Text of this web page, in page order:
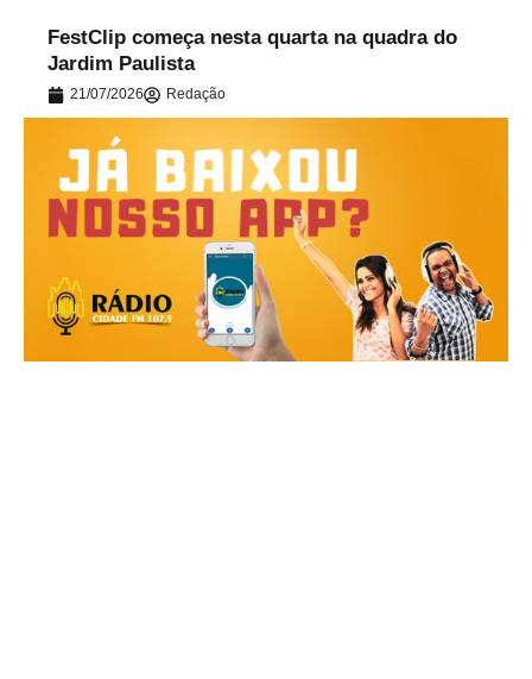
FestClip começa nesta quarta na quadra do
Jardim Paulista
21/07/2026 Redação